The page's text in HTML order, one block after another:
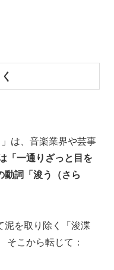
」は、音楽業界や芸事
「一通りざっと目を
動詞「浚う（さら
泥を取り除く「浚渫
そこから転じて：